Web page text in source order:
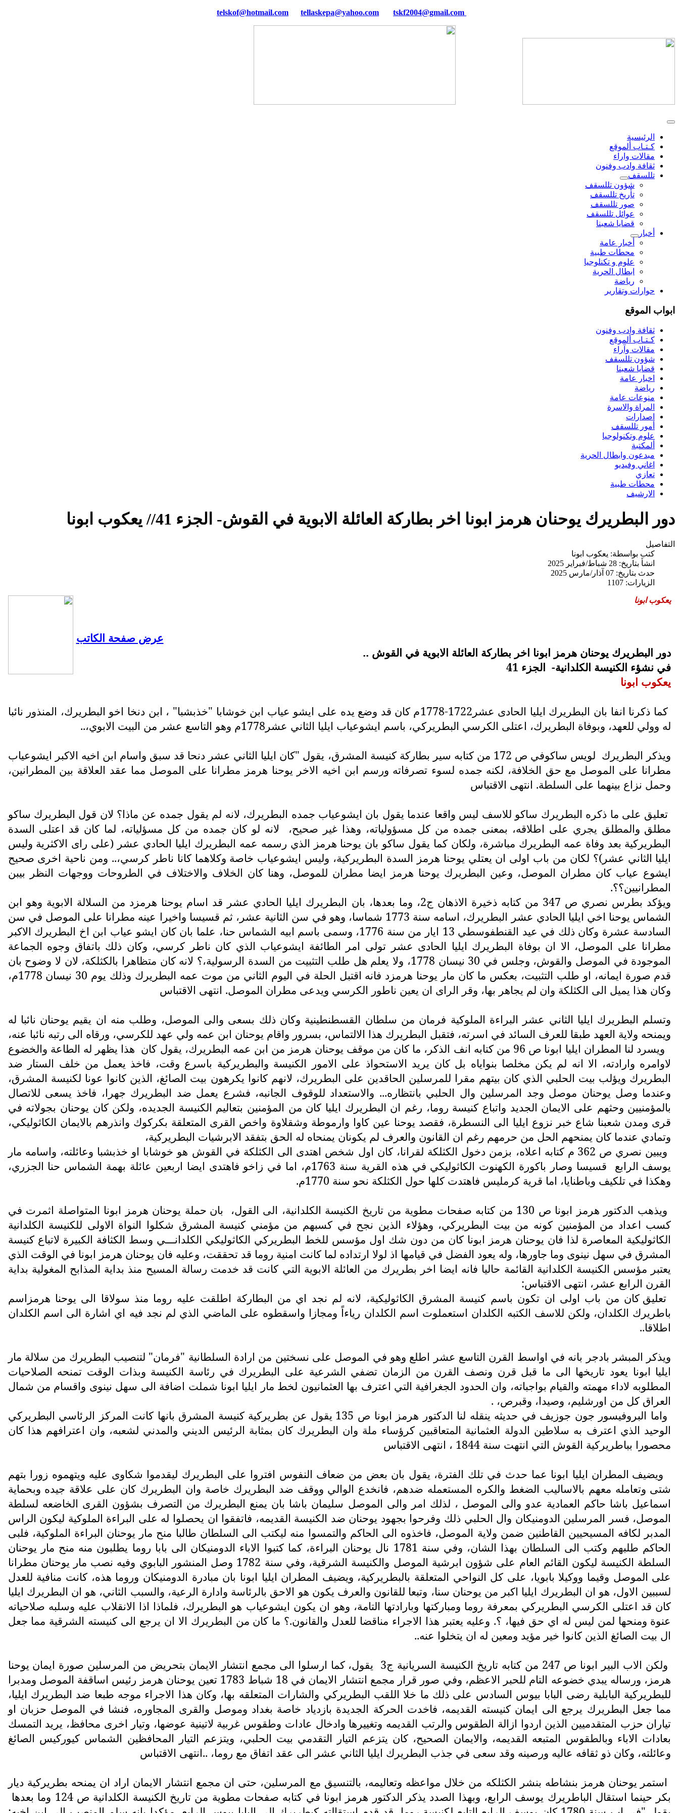
tellaskepa@yahoo.com tskf2004@gmail.com
الرئيسية
كـتـاب ألموقع
مقالات واراء
ثقافة وادب وفنون
تللسقف
شؤون تللسقف
تأريخ تللسقف
صور تللسقف
عوائل تللسقف
قضايا شعبنا
أخبار
أخبار عامة
محطات طبية
علوم و تکنلوجیا
ابطال الحرية
رياضة
حوارات وتقارير
ابواب الموقع
ثقافة وادب وفنون
كـتـاب ألموقع
مقالات وآراء
شؤون تللسقف
قضايا شعبنا
اخبار عامة
رياضة
منوعات عامة
المراة والاسرة
اصدارات
أمور تللسقف
علوم وتكنولوجيا
ألمكتبة
مبدعون وابطال الحرية
اغاني وفيديو
تعازي
محطات طبية
الارشيف
دور البطريرك يوحنان هرمز ابونا اخر بطاركة العائلة الابوية في القوش- الجزء 41// يعكوب ابونا
التفاصيل
كتب بواسطة: يعكوب ابونا
انشأ بتاريخ: 28 شباط/فبراير 2025
حدث بتاريخ: 07 آذار/مارس 2025
الزيارات: 1107
يعكوب ابونا
عرض صفحة الكاتب
دور البطريرك يوحنان هرمز ابونا اخر بطاركة العائلة الابوية في القوش ..
في نشؤء الكنيسة الكلدانية- الجزء 41
يعكوب ابونا
كما ذكرنا انفا بان البطريرك ايليا الحادى عشر1722-1778م كان قد وضع يده على ايشو عياب ابن خوشابا "خذبشبا" ، ابن دنخا اخو البطريرك، المنذور نائبا
له وولي للعهد، وبوفاة البطريرك، اعتلى الكرسي البطريركي، باسم ايشوعياب ايليا الثاني عشر1778م وهو التاسع عشر من البيت الابوي،..
ويذكر البطريرك
لويس ساكوفي ص 172 من كتابه سير بطاركة كنيسة المشرق، يقول "كان ايليا الثاني عشر دنحا قد سبق واسام ابن اخيه الاكبر ايشوعياب
مطرانا على الموصل مع حق الخلافة، لكنه جمده لسوء تصرفاته ورسم ابن اخيه الاخر يوحنا هرمز مطرانا على الموصل مما عقد العلاقة بين المطرانين،
وحمل نزاع بينهما على السلطة. انتهى الاقتباس
تعليق على ما ذكره البطريرك ساكو للاسف ليس واقعا عندما يقول بان ايشوعياب جمده البطريرك، لانه لم يقول جمده عن ماذا؟ لان قول البطريرك ساكو
مطلق والمطلق يجري على اطلاقه، بمعنى جمده من كل مسؤولياته، وهذا غير صحيح،
لانه لو كان جمده من كل مسؤلياته، لما كان قد اعتلى السدة
البطريركية بعد وفاة عمه البطريرك مباشرة، ولكان كما يقول ساكو بان يوحنا هرمز الذي رسمه عمه البطريرك ايليا الحادي عشر (على راى الاكثرية وليس
ايليا الثاني عشر)؟ لكان من باب اولى ان يعتلي يوحنا هرمز السدة البطريركية، وليس ايشوعياب خاصة وكلاهما كانا ناطر كرسي،.. ومن ناحية اخرى صحيح
ايشوع عياب كان مطران الموصل، وعين البطريرك يوحنا هرمز ايضا مطران للموصل، وهنا كان الخلاف والاختلاف في الطروحات ووجهات النظر بيبن
المطرانيين؟؟.
ويؤكد بطرس نصري ص 347 من كتابه ذخيرة الاذهان ج2، وما بعدها، بان البطريرك ايليا الحادي عشر قد اسام يوحنا هرمزد من السلالة الابوية وهو ابن
الشماس يوحنا اخي ايليا الحادي عشر البطريرك، اسامه سنة 1773 شماسا، وهو في سن الثانية عشر، ثم قسيسا واخيرا عينه مطرانا على الموصل في سن
السادسة عشرة وكان ذلك في عيد القنطفوسطي 13 ايار من سنة 1776، وسمى باسم ابيه الشماس حنا، علما بان كان ايشو عياب ابن اخ البطريرك الاكبر
مطرانا على الموصل، الا ان بوفاة البطريرك ايليا الحادى عشر تولى امر الطائفة ايشوعياب الذي كان ناطر كرسي، وكان ذلك باتفاق وجوه الجماعة
الموجودة في الموصل والقوش، وجلس في 30 نيسان 1778، ولا يعلم هل طلب التثبيت من السدة الرسولية،؟ لانه كان متظاهرا بالكثلكة، لان لا وضوح بان
قدم صورة ايمانه، او طلب التثبيت، بعكس ما كان مار يوحنا هرمزد فانه اقتبل الحلة في اليوم الثاني من موت عمه البطريرك وذلك يوم 30 نيسان 1778م،
وكان هذا يميل الى الكثلكة وان لم يجاهر بها، وقر الراى ان يعين ناطور الكرسي ويدعى مطران الموصل. انتهى الاقتباس
وتسلم البطريرك ايليا الثاني عشر البراءة الملوكية فرمان من سلطان القسطنطينية وكان ذلك بسعى والى الموصل، وطلب منه ان يقيم يوحنان نائبا له
ويمنحه ولاية العهد طبقا للعرف السائد في اسرته، فتقبل البطريرك هذا الالتماس، بسرور واقام یوحنان ابن عمه ولي عهد للكرسي، ورقاه الى رتبه نائبا عنه،
ويسرد لنا المطران ايليا ابونا ص 96 من كتابه انف الذكر، ما كان من موقف يوحنان هرمز من ابن عمه البطريرك، يقول كان
هذا يظهر له الطاعة والخضوع
لاوامره وارادته، الا انه لم يكن مخلصا بنواياه بل كان يريد الاستحواذ على الامور الكنيسة والبطريركية باسرع وقت، فاخذ يعمل من خلف الستار ضد
البطريرك ويؤلب بيت الحلبي الذي كان بيتهم مقرا للمرسلين الحاقدين على البطريرك، لانهم كانوا يكرهون بيت الصائغ، الذين كانوا عونا لكنيسة المشرق،
وعندما وصل يوحنان موصل وجد المرسلين وال الحلبي بانتظاره... والاستعداد للوقوف الجانبه، فشرع يعمل ضد البطريرك جهرا، فاخذ يسعى للاتصال
بالمؤمنيين وحثهم على الايمان الجديد واتباع كنيسة روما، رغم ان البطريرك ايليا كان من المؤمنين بتعاليم الكنيسة الجديده، ولكن كان يوحنان بجولاته في
قرى ومدن شعبنا شاع خبر نزوع ايليا الى النسطرة، فقصد يوحنا عين كاوا وارموطة وشقلاوة واخص القرى المتعلقة بكركوك وانذرهم بالايمان الكاثوليكي،
وتمادي عندما كان يمنحهم الحل من حرمهم رغم ان القانون والعرف لم يكونان يمنحاه له الحق بتفقد الابرشيات البطريركية،
ويبين نصري ص 362 م كتابه اعلاه، بزمن دخول الكثلكة لقرانا، كان اول شخص اهتدى الى الكثلكة في القوش هو خوشابا او خذبشبا وعائلته، واسامه مار
يوسف الرابع
قسيسا وصار باكورة الكهنوت الكاثوليكي في هذه القرية سنة 1763م، اما في زاخو فاهتدى ايضا اربعين عائلة بهمة الشماس حنا الجزري،
وهكذا في تلكيف وباطنايا، اما قرية كرمليس فاهتدت كلها حول الكثلكة نحو سنة 1770م.
ويذهب الدكتور هرمز ابونا ص 130 من كتابه صفحات مطوية من تاريخ الكنيسة الكلدانية، الى القول،
بان حملة يوحنان هرمز ابونا المتواصلة اثمرت في
كسب اعداد من المؤمنين كونه من بيت البطريركي، وهؤلاء الذين نجح في كسبهم من مؤمني كنيسة المشرق شكلوا النواة الاولى للكنيسة الكلدانية
الكاثوليكية المعاصرة لذا فان يوحنان هرمز ابونا كان من دون شك اول مؤسس للخط البطريركي الكاثوليكي الكلدانـــي وسط الكثافة الكبيرة لاتباع كنيسة
المشرق في سهل نينوى وما جاورها، وله يعود الفضل في قيامها اذ لولا ارتداده لما كانت امنية روما قد تحققت، وعليه فان يوحنان هرمز ابونا في الوقت الذي
يعتبر مؤسس الكنيسة الكلدانية القائمة حاليا فانه ايضا اخر بطريرك من العائلة الابوية التي كانت قد خدمت رسالة المسيح منذ بداية المذابح المغولية بداية
القرن الرابع عشر، انتهى الاقتباس:
تعليق كان من باب اولى ان تكون باسم كنيسة المشرق الكاثوليكية، لانه لم نجد اي من البطاركة اطلقت عليه روما منذ سولاقا الى يوحنا هرمزاسم
باطريرك الكلدان، ولكن للاسف الكتبه الكلدان استعملوت اسم الكلدان رياءاً ومجازا واسقطوه على الماضي الذي لم نجد فيه اي اشارة الى اسم الكلدان
اطلاقا..
ويذكر المبشر بادجر بانه في اواسط القرن التاسع عشر اطلع وهو في الموصل على نسختين من ارادة السلطانية "فرمان" لتنصيب البطريرك من سلالة مار
ايليا ابونا يعود تاريخها الى ما قبل قرن ونصف القرن من الزمان تضفي الشرعية على البطريرك في رئاسة الكنيسة وبذات الوقت تمنحه الصلاحيات
المطلوبه لاداء مهمته والقيام بواجباته، وان الحدود الجغرافية التي اعترف بها العثمانيون لخط مار ايليا ابونا شملت اضافة الى سهل نينوى واقسام من شمال
العراق كل من اورشليم، وصيدا، وقبرص، .
واما البروفيسور جون جوزيف في حديثه ينقله لنا الدكتور هرمز ابونا ص 135 يقول عن بطريركية كنيسة المشرق بانها كانت المركز الرئاسي البطريركي
الوحيد الذي اعترف به سلاطين الدولة العثمانية المتعاقبين كرؤساء ملة وان البطريرك كان بمثابة الرئيس الديني والمدني لشعبه، وان اعترافهم هذا كان
محصورا بباطريركية القوش التي انتهت سنة 1844 ، انتهى الاقتباس
ويضيف المطران ايليا ابونا عما حدث في تلك الفترة، يقول بان بعض من ضعاف النفوس افتروا على البطريرك ليقدموا شكاوى عليه ويتهموه زورا بتهم
شتى وتعامله معهم بالاساليب الضغط والكره المستعمله ضدهم، فانخدع الوالي ووقف ضد البطريرك خاصة وان البطريرك كان على علاقة جيده وبحماية
اسماعيل باشا حاكم العمادية عدو والى الموصل ، لذلك امر والى الموصل سلیمان باشا بان يمنع البطريرك من التصرف بشؤون القرى الخاضعه لسلطة
الموصل، فسر المرسلين الدومنيكان وال الحلبي ذلك وفرحوا بجهود يوحنان ضد الكنيسة القديمه، فاتفقوا ان يحصلوا له على البراءة الملوكية ليكون الراس
المدبر لكافه المسيحيين القاطنين ضمن ولاية الموصل، فاخذوه الى الحاكم والتمسوا منه ليكتب الى السلطان طالبا منح مار يوحنان البراءة الملوكية، فلبى
الحاكم طلبهم وكتب الى السلطان بهذا الشان، وفي سنة 1781 نال يوحنان البراءة، كما كتبوا الاباء الدومنيكان الى بابا روما يطلبون منه منح مار يوحنان
السلطة الكنيسة ليكون القائم العام على شؤون ابرشية الموصل والكنيسة الشرقية، وفي سنة 1782 وصل المنشور البابوي وفيه نصب مار يوحنان مطرانا
على الموصل وقيما ووكيلا بابويا، على كل النواحي المتعلقة بالبطريركية، ويضيف المطران ايليا ابونا بان مبادرة الدومنيكان وروما هذه، كانت منافية للعدل
لسببين الاول، هو ان البطريرك ايليا اكبر من يوحنان سنا، وتبعا للقانون والعرف يكون هو الاحق بالرئاسة وادارة الرعية، والسبب الثاني، هو ان البطريرك ايليا
كان قد اعتلى الكرسي البطريركي بمعرفة روما ومباركتها وبارادتها التامة، وهو ان يكون ايشوعياب هو البطريرك، فلماذا اذا الانقلاب عليه وسلبه صلاحياته
عنوة ومنحها لمن ليس له اي حق فيها، ؟. وعليه يعتبر هذا الاجراء مناقضا للعدل والقانون.؟ ما كان من البطريرك الا ان يرجع الى كنيسته الشرقية مما جعل
ال بيت الصائغ الذين كانوا خير مؤيد ومعين له ان يتخلوا عنه..
ولكن الاب البير ابونا ص 247 من كتابه تاريخ الكنيسة السريانية ج3
يقول، كما ارسلوا الى مجمع انتشار الايمان بتحريض من المرسلين صورة ايمان يوحنا
هرمز، ورساله يبدي خضوعه التام للحبر الاعظم، وفي صور قرار مجمع انتشار الايمان في 18 شباط 1783 تعین يوحنان هرمز رئیس اساقفة الموصل ومدبرا
للبطريركية البابلية رضى البابا بيوس السادس على ذلك ما خلا اللقب البطريركي والشارات المتعلقه بها، وكان هذا الاجراء موجه طبعا ضد البطريرك ايليا،
مما جعل البطريرك يرجع الى ايمان كنيسته القديمه، فاخدت الحركة الجديدة بازدياد خاصة بغداد وموصل والقرى المجاوره، فنشا في الموصل حزبان او
تیاران حزب المتقدميين الذين اردوا ازالة الطقوس والرتب القديمه وتغييرها وادخال عادات وطقوس غربية لاتينية عوضها، وتیار اخری محافظ، يريد التمسك
بعادات الاباء وبالطقوس المتبعه القديمه، والايمان الصحيح، كان يتزعم التيار التقدمي بيت الحلبي، ويتزعم التيار المحافظين الشماس كيوركيس الصائغ
وعائلته، وكان ذو ثقافه عاليه ورصينه وقد سعى في جذب البطريرك ايليا الثاني عشر الى عقد اتفاق مع روما، ..انتهى الاقتباس
استمر یوحنان هرمز بنشاطه بنشر الكثلكه من خلال مواعظه وتعاليمه، بالتنسيق مع المرسلين، حتى ان مجمع انتشار الایمان اراد ان يمنحه بطريركية ديار
بكر حينما استقال الباطريرك يوسف الرابع، وبهذا الصدد يذكر الدكتور هرمز ابونا في كتابه صفحات مطوية من تاريخ الكنيسة الكلدانية ص 124 وما بعدها